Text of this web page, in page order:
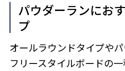
パウダーランにお
プ
オールラウンドタイプやパ
フリースタイルボードの